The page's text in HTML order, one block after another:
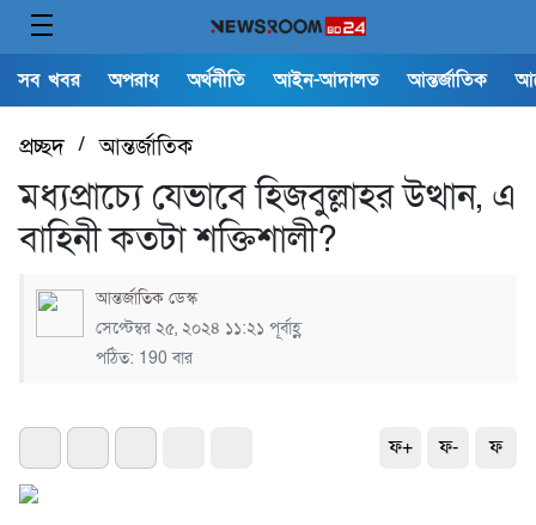
সব খবর অপরাধ অর্থনীতি আইন-আদালত আন্তর্জাতিক
প্রচ্ছদ/আন্তর্জাতিক
মধ্যপ্রাচ্যে যেভাবে হিজবুল্লাহর উত্থান, এ
বাহিনী কতটা শক্তিশালী?
আন্তর্জাতিক ডেস্ক
সেপ্টেম্বর ২৫, ২০২৪ ১১:২১ পূর্বাহ্ণ
পঠিত: 190 বার
ফ+ ফ- ফ